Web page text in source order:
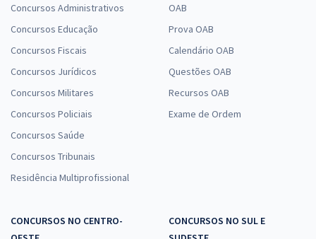
Concursos Administrativos
Concursos Educação
Concursos Fiscais
Concursos Jurídicos
Concursos Militares
Concursos Policiais
Concursos Saúde
Concursos Tribunais
Residência Multiprofissional
OAB
Prova OAB
Calendário OAB
Questões OAB
Recursos OAB
Exame de Ordem
CONCURSOS NO CENTRO-
CONCURSOS NO SUL E